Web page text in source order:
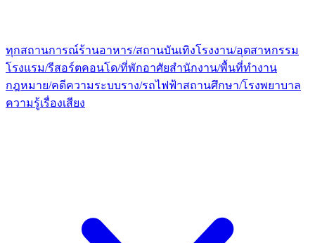
ทุกสถานการณ์ร้านอาหาร/สถานบันเทิงโรงงาน/อุตสาหกรรม
โรงแรม/รีสอร์ตคอนโด/ที่พักอาศัยสำนักงาน/พื้นที่ทำงาน
กฎหมาย/คดีความระบบราง/รถไฟฟ้าสถานศึกษา/โรงพยาบาล
ความรู้เรื่องเสียง